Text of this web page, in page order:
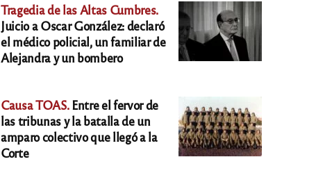
Tragedia de las Altas Cumbres.
Juicio a Oscar González: declaró
el médico policial, un familiar de
Alejandra y un bombero
Causa TOAS.Entre el fervor de
las tribunas y la batalla de un
amparo colectivo que llegó a la
Corte